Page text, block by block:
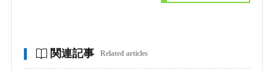
関連記事 Related articles